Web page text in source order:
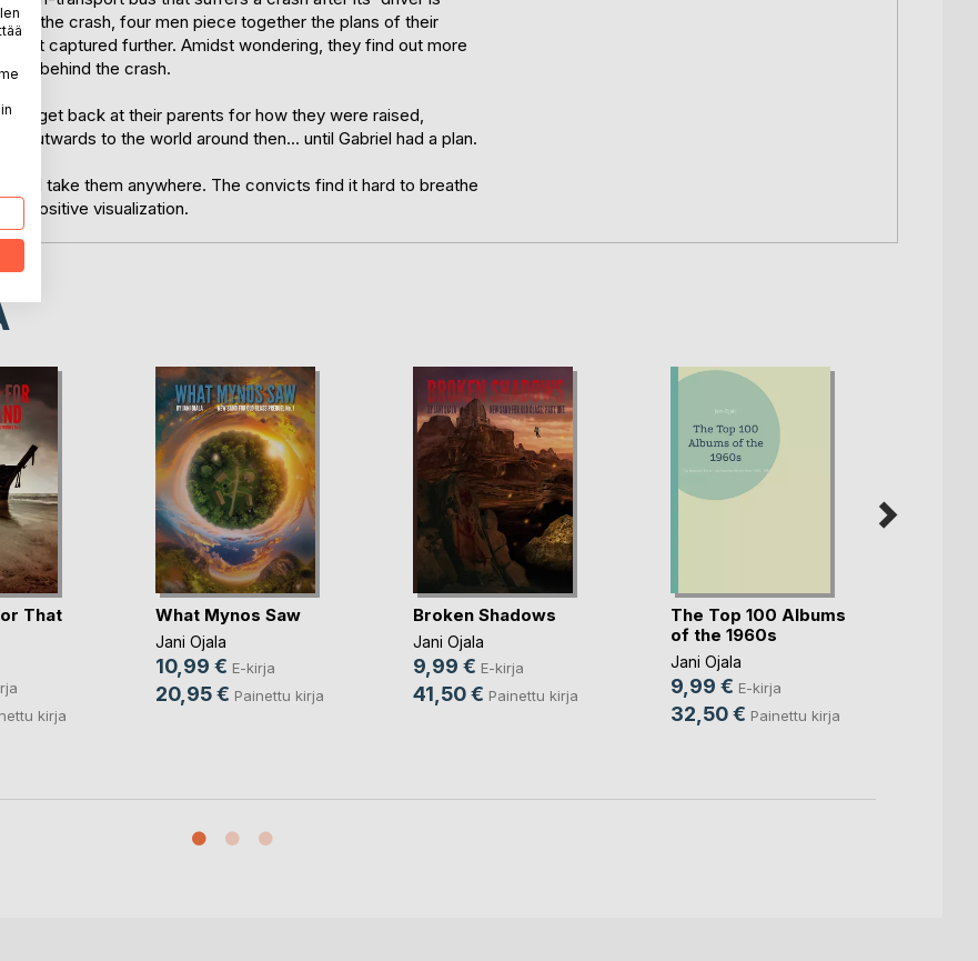
the crash, four men piece together the plans of their
just captured further. Amidst wondering, they find out more
behind the crash.
to get back at their parents for how they were raised,
outwards to the world around then... until Gabriel had a plan.
take them anywhere. The convicts find it hard to breathe
positive visualization.
That
kirja
What Mynos Saw
Jani Ojala
10,99 € E-kirja
20,95 € Painettu kirja
Broken Shadows
Jani Ojala
9,99 € E-kirja
41,50 € Painettu kirja
The Top 100 Albums
of the 1960s
Jani Ojala
9,99 € E-kirja
32,50 € Painettu kirja